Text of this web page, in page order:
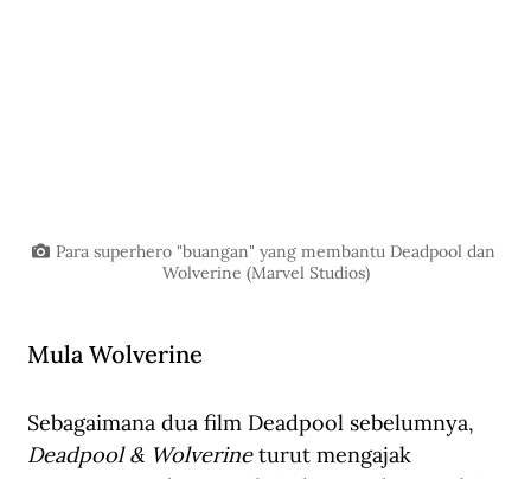
Para superhero "buangan" yang membantu Deadpool dan
Wolverine (Marvel Studios)
Mula Wolverine
Sebagaimana dua film Deadpool sebelumnya,
Deadpool & Wolverine turut mengajak